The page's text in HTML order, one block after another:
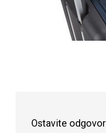
Ostavite odgovor